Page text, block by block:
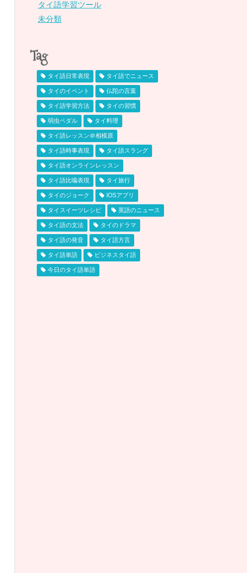
タイ語学習ツール
未分類
Tag
タイ語日常表現 タイ語でニュース
タイのイベント 仏陀の言葉
タイ語学習方法 タイの習慣
弱虫ペダル タイ料理
タイ語レッスン＠相模原
タイ語時事表現 タイ語スラング
タイ語オンラインレッスン
タイ語比喩表現 タイ旅行
タイのジョーク IOSアプリ
タイスイーツレシピ 英語のニュース
タイ語の文法 タイのドラマ
タイ語の発音 タイ語方言
タイ語単語 ビジネスタイ語
今日のタイ語単語